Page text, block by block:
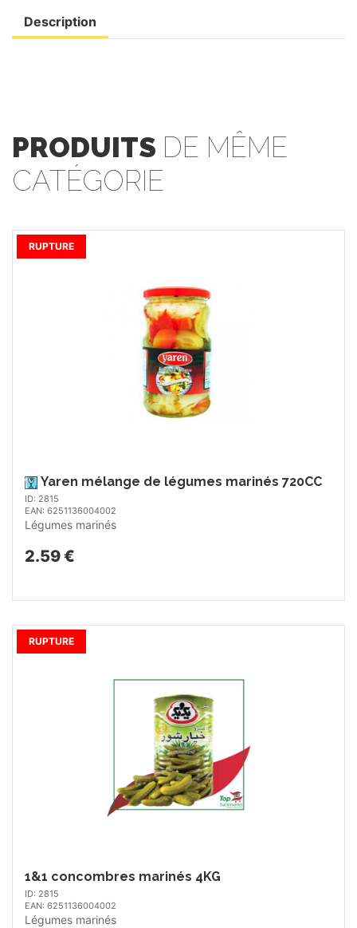
Description
PRODUITS DE MÊME
CATÉGORIE
Yaren mélange de légumes marinés 720CC
ID: 2815
EAN: 6251136004002
Légumes marinés
2.59 €
RUPTURE
1&1 concombres marinés 4KG
ID: 2815
EAN: 6251136004002
Légumes marinés
RUPTURE